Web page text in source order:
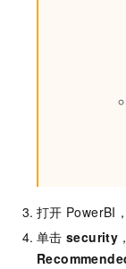
打开 PowerBI
单击 security